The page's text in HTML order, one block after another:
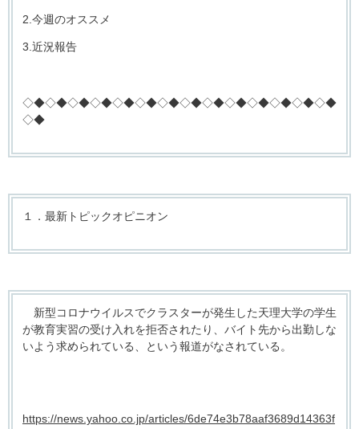
2.今週のオススメ
3.近況報告
◇◆◇◆◇◆◇◆◇◆◇◆◇◆◇◆◇◆◇◆◇◆◇◆◇◆◇◆
◇◆
１．最新トピックオピニオン
新型コロナウイルスでクラスターが発生した天理大学の学生
が教育実習の受け入れを拒否されたり、バイト先から出勤しな
いよう求められている、という報道がなされている。
https://news.yahoo.co.jp/articles/6de74e3b78aaf3689d14363f